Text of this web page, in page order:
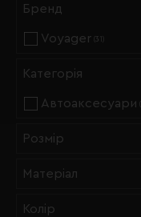
Бренд
Voyager (31)
Категорія
Автоаксесуари
Розмір
Матеріал
Колір